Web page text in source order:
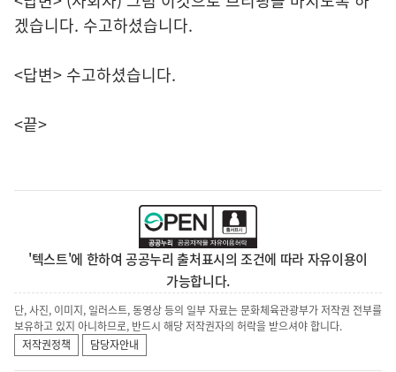
겠습니다. 수고하셨습니다.
<답변> 수고하셨습니다.
<끝>
'텍스트'에 한하여 공공누리 출처표시의 조건에 따라 자유이용이
가능합니다.
단, 사진, 이미지, 일러스트, 동영상 등의 일부 자료는 문화체육관광부가 저작권 전부를
보유하고 있지 아니하므로, 반드시 해당 저작권자의 허락을 받으셔야 합니다.
저작권정책
담당자안내